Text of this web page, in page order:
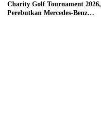
Charity Golf Tournament 2026,
Perebutkan Mercedes-Benz